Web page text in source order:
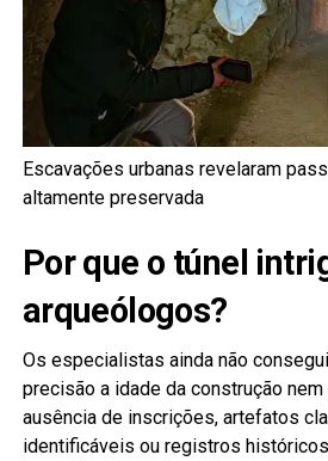
Escavações urbanas revelaram
altamente preservada
Por que o túnel
arqueólogos?
Os especialistas ainda não
precisão a idade da construção
ausência de inscrições, artefatos
identificáveis ou registros